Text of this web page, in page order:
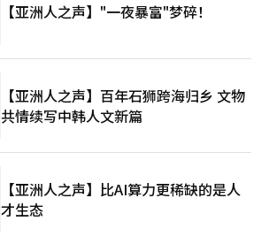
【亚洲人之声】"一夜暴富"梦碎！
【亚洲人之声】百年石狮跨海归乡 文物
共情续写中韩人文新篇
【亚洲人之声】比AI算力更稀缺的是人
才生态